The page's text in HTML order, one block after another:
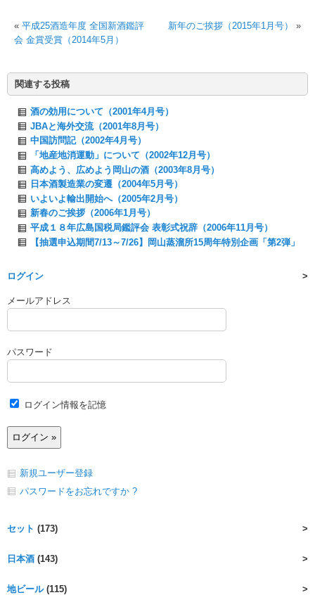
« 平成25酒造年度 全国新酒鑑評
会 金賞受賞（2014年5月）
新年のご挨拶（2015年1月号） »
関連する投稿
酒の効用について（2001年4月号）
JBAと海外交流（2001年8月号）
中国訪問記（2002年4月号）
「地産地消運動」について（2002年12月号）
高めよう、広めよう岡山の酒（2003年8月号）
日本酒製造業の変遷（2004年5月号）
いよいよ輸出開始へ（2005年2月号）
新春のご挨拶（2006年1月号）
平成１８年広島国税局鑑評会 表彰式祝辞（2006年11月号）
【抽選申込期間7/13～7/26】岡山蒸溜所15周年特別企画「第2弾」
ログイン
メールアドレス
パスワード
ログイン情報を記憶
新規ユーザー登録
パスワードをお忘れですか ?
セット (173)
日本酒 (143)
地ビール(115)